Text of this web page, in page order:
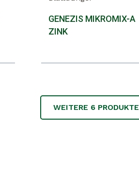
GENEZIS MIKROMIX-A
ZINK
WEITERE 6PRODUKTE